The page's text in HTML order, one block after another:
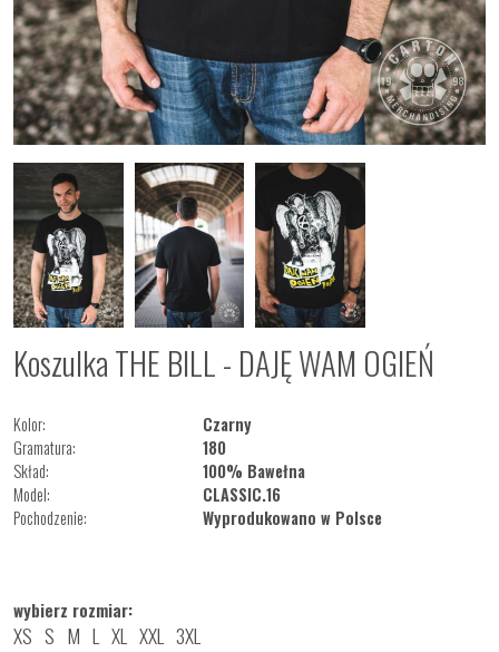
Koszulka THE BILL - DAJĘ WAM OGIEŃ
Kolor:
Czarny
Gramatura:
180
Skład:
100% Bawełna
Model:
CLASSIC.16
Pochodzenie:
Wyprodukowano w Polsce
wybierz rozmiar:
XS S M L XL XXL 3XL